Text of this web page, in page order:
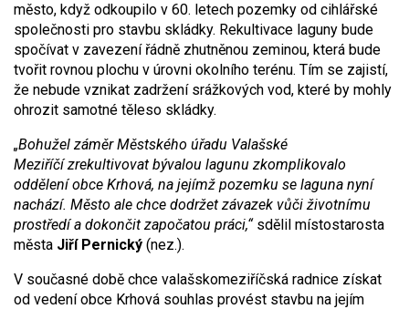
město, když odkoupilo v 60. letech pozemky od cihlářské
společnosti pro stavbu skládky. Rekultivace laguny bude
spočívat v zavezení řádně zhutněnou zeminou, která bude
tvořit rovnou plochu v úrovni okolního terénu. Tím se zajistí,
že nebude vznikat zadržení srážkových vod, které by mohly
ohrozit samotné těleso skládky.
„Bohužel záměr Městského úřadu Valašské
Meziříčí zrekultivovat bývalou lagunu zkomplikovalo
oddělení obce Krhová, na jejímž pozemku se laguna nyní
nachází. Město ale chce dodržet závazek vůči životnímu
prostředí a dokončit započatou práci,“sdělil místostarosta
města Jiří Pernický (nez.).
V současné době chce valašskomeziříčská radnice získat
od vedení obce Krhová souhlas provést stavbu na jejím